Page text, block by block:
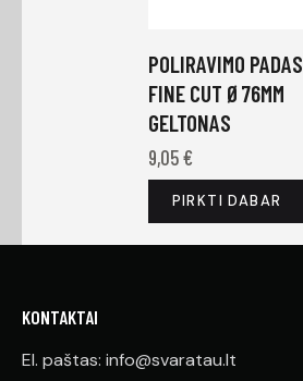
POLIRAVIMO PADAS
FINE CUT Ø76MM
GELTONAS
9,05€
PIRKTI DABAR
KONTAKTAI
El. paštas: info@svaratau.lt